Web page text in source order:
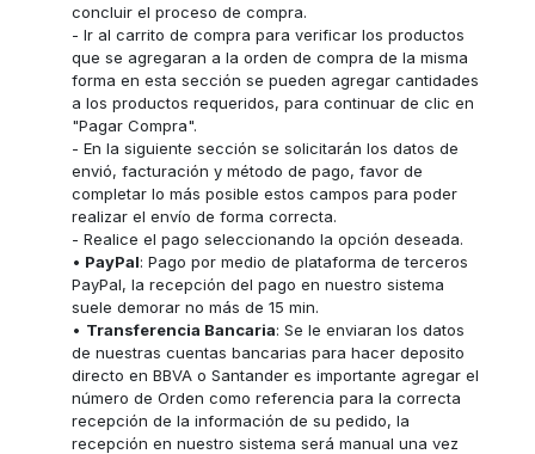
concluir el proceso de compra.
- Ir al carrito de compra para verificar los productos
que se agregaran a la orden de compra de la misma
forma en esta sección se pueden agregar cantidades
a los productos requeridos, para continuar de clic en
"Pagar Compra".
- En la siguiente sección se solicitarán los datos de
envió, facturación y método de pago, favor de
completar lo más posible estos campos para poder
realizar el envío de forma correcta.
- Realice el pago seleccionando la opción deseada.
• PayPal: Pago por medio de plataforma de terceros
PayPal, la recepción del pago en nuestro sistema
suele demorar no más de 15 min.
• Transferencia Bancaria: Se le enviaran los datos
de nuestras cuentas bancarias para hacer deposito
directo en BBVA o Santander es importante agregar el
número de Orden como referencia para la correcta
recepción de la información de su pedido, la
recepción en nuestro sistema será manual una vez